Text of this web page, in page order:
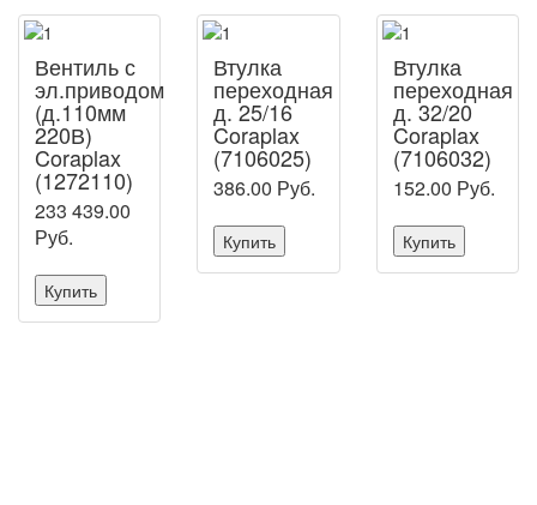
Вентиль с
эл.приводом
(д.110мм
220В)
Coraplax
(1272110)
233 439.00
Руб.
Купить
Втулка
переходная
д. 25/16
Coraplax
(7106025)
386.00 Руб.
Купить
Втулка
переходная
д. 32/20
Coraplax
(7106032)
152.00 Руб.
Купить